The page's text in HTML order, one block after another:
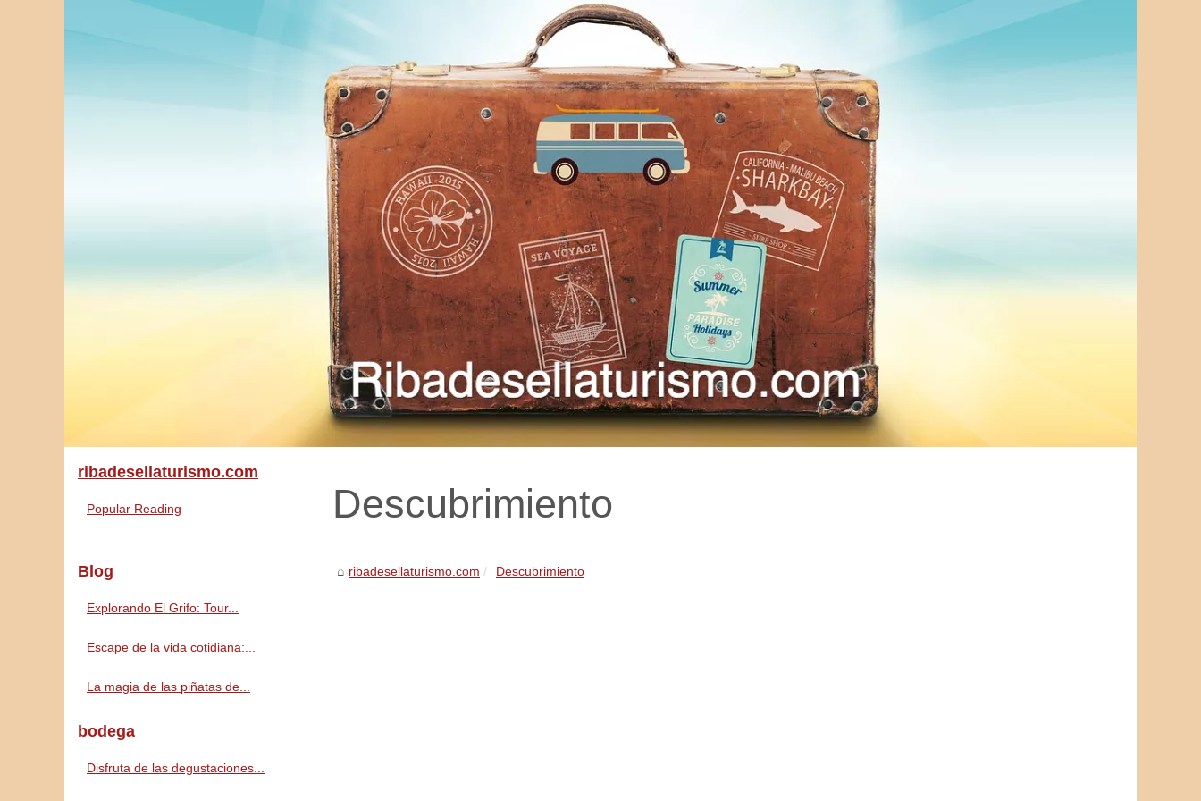
Descubrimiento
ribadesellaturismo.com Descubrimiento
ribadesellaturismo.com
Popular Reading
Blog
Explorando El Grifo: Tour...
Escape de la vida cotidiana:...
La magia de las piñatas de...
bodega
Disfruta de las degustaciones...